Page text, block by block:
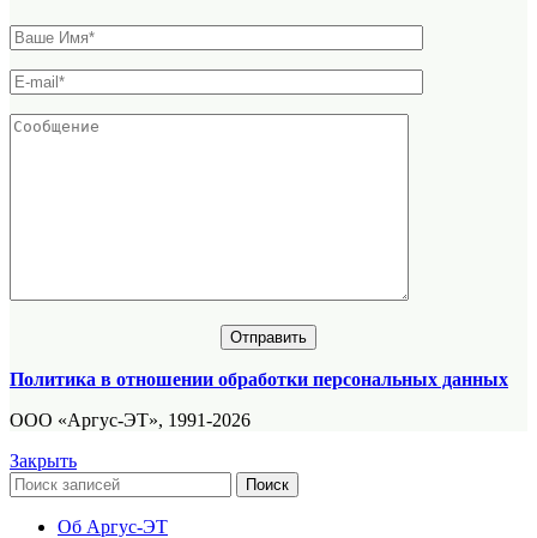
Политика в отношении обработки персональных данных
ООО «Аргус-ЭТ», 1991-2026
Закрыть
Поиск
Об Аргус-ЭТ